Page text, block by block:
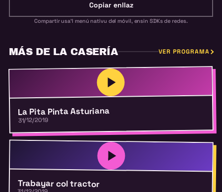
Copiar enllaz
Compartir usa'l menú nativu del móvil, ensin SDKs de redes.
MÁS DE LA CASERÍA VER PROGRAMA
La Pita Pinta Asturiana
31/12/2019
Trabayar col tractor